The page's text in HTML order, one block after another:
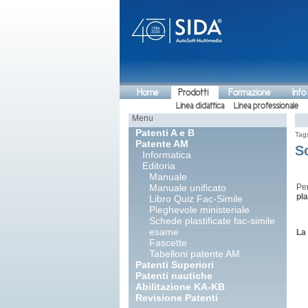
Home Prodotti Formazione
Linea didattica Linea professionale
Menu
Patenti A e B
Patente AM
Informatica
Editoria
Manuale
Manuale unificato
Libro Quiz Fac-Simile
Pieghevole ministeriale
Schede plastificate fac-simile
esame
Fascette
Tabelloni patente AM
Patenti Superiori
Patenti nautiche
Abilitazione KA-KB
Revisione Patenti